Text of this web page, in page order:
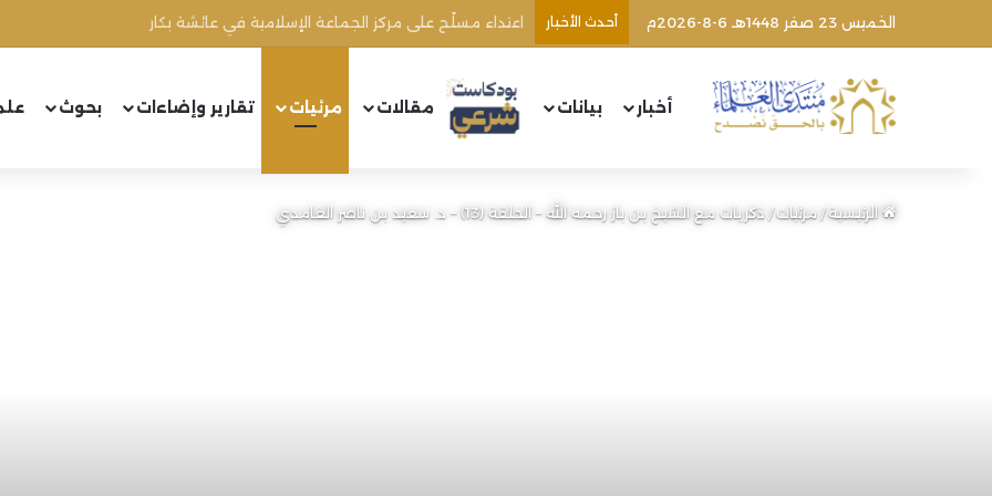
الخميس 23 صفر 1448هـ 6-8-2026م أحدث الأخبار وفاة الشيخ سي الحاج محند الطيب
أخبار بيانات مقالات مرئيات تقارير وإضاءات بحوث
الرئيسية/مرئيات/ذكريات مع الشيخ بن باز رحمه الله – الحلقة (13) – د. سعيد بن ناصر الغامدي